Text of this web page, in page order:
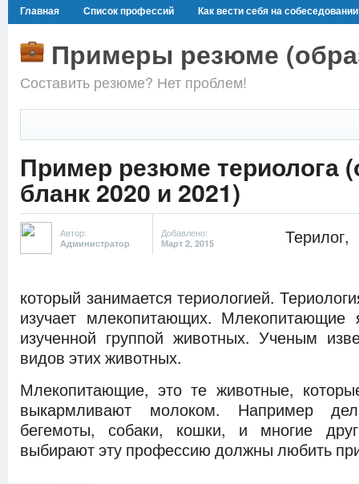
Главная Список профессий Как вести себя на
Примеры резюме
Составить резюме? Нет проблем!
Пример резюме териолога
бланк 2020 и 2021)
Автор:
Администратор
Добавлено:
Март 2, 2015
который занимается териологией.
изучает млекопитающих. Млекопитающие
изученной группой животных. Ученым
видов этих животных.
Млекопитающие, это те животные,
выкармливают молоком. Например
бегемоты, собаки, кошки, и многие
выбирают эту профессию должны любить